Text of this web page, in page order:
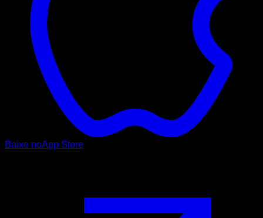
Baixe noApp Store